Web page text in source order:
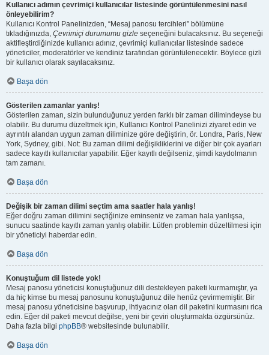
Kullanıcı adımın çevrimiçi kullanıcılar listesinde görüntülenmesini nasıl
önleyebilirim?
Kullanıcı Kontrol Panelinizden, “Mesaj panosu tercihleri” bölümüne
tıkladığınızda, Çevrimiçi durumumu gizle seçeneğini bulacaksınız. Bu seçeneği
aktifleştirdiğinizde kullanıcı adınız, çevrimiçi kullanıcılar listesinde sadece
yöneticiler, moderatörler ve kendiniz tarafından görüntülenecektir. Böylece gizli
bir kullanıcı olarak sayılacaksınız.
Başa dön
Gösterilen zamanlar yanlış!
Gösterilen zaman, sizin bulunduğunuz yerden farklı bir zaman dilimindeyse bu
olabilir. Bu durumu düzeltmek için, Kullanıcı Kontrol Panelinizi ziyaret edin ve
ayrıntılı alandan uygun zaman diliminize göre değiştirin, ör. Londra, Paris, New
York, Sydney, gibi. Not: Bu zaman dilimi değişikliklerini ve diğer bir çok ayarları
sadece kayıtlı kullanıcılar yapabilir. Eğer kayıtlı değilseniz, şimdi kaydolmanın
tam zamanı.
Başa dön
Değişik bir zaman dilimi seçtim ama saatler hala yanlış!
Eğer doğru zaman dilimini seçtiğinize eminseniz ve zaman hala yanlışsa,
sunucu saatinde kayıtlı zaman yanlış olabilir. Lütfen problemin düzeltilmesi için
bir yöneticiyi haberdar edin.
Başa dön
Konuştuğum dil listede yok!
Mesaj panosu yöneticisi konuştuğunuz dili destekleyen paketi kurmamıştır, ya
da hiç kimse bu mesaj panosunu konuştuğunuz dile henüz çevirmemiştir. Bir
mesaj panosu yöneticisine başvurup, ihtiyacınız olan dil paketini kurmasını rica
edin. Eğer dil paketi mevcut değilse, yeni bir çeviri oluşturmakta özgürsünüz.
Daha fazla bilgi phpBB® websitesinde bulunabilir.
Başa dön